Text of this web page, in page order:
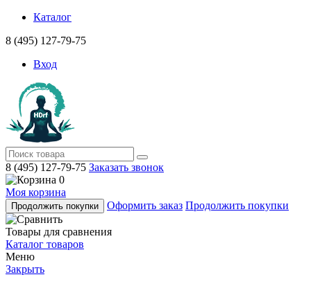
Каталог
8 (495) 127-79-75
Вход
8 (495) 127-79-75 Заказать звонок
0
Моя корзина
Продолжить покупки Оформить заказ Продолжить покупки
Товары для сравнения
Каталог товаров
Меню
Закрыть